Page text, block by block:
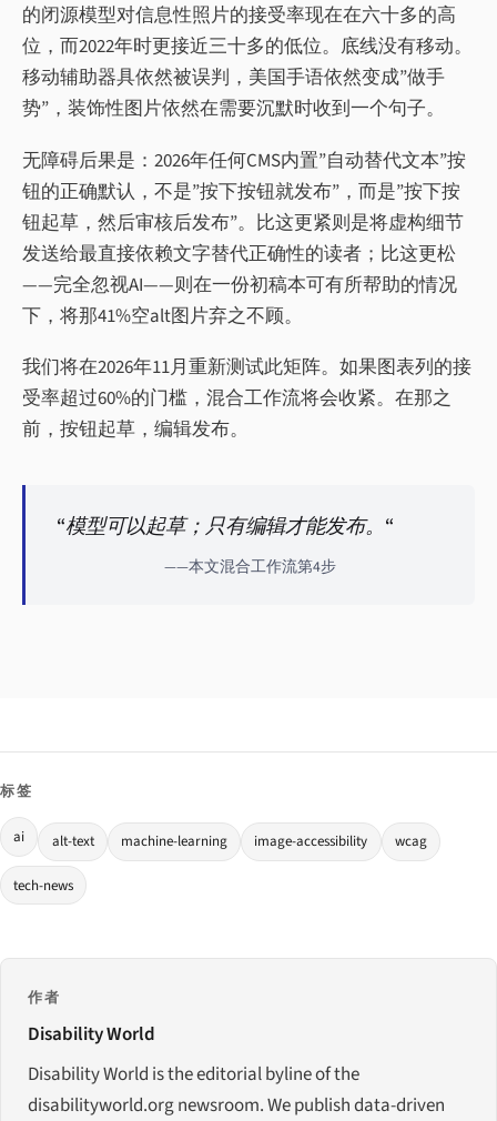
的闭源模型对信息性照片的接受率现在在六十多的高
位，而2022年时更接近三十多的低位。底线没有移动。
移动辅助器具依然被误判，美国手语依然变成”做手
势”，装饰性图片依然在需要沉默时收到一个句子。
无障碍后果是：2026年任何CMS内置”自动替代文本”按
钮的正确默认，不是”按下按钮就发布”，而是”按下按
钮起草，然后审核后发布”。比这更紧则是将虚构细节
发送给最直接依赖文字替代正确性的读者；比这更松
——完全忽视AI——则在一份初稿本可有所帮助的情况
下，将那41%空alt图片弃之不顾。
我们将在2026年11月重新测试此矩阵。如果图表列的接
受率超过60%的门槛，混合工作流将会收紧。在那之
前，按钮起草，编辑发布。
“模型可以起草；只有编辑才能发布。“
——本文混合工作流第4步
标签
ai alt-text machine-learning image-accessibility wcag
tech-news
作者
Disability World
Disability World is the editorial byline of the
disabilityworld.org newsroom. We publish data-driven